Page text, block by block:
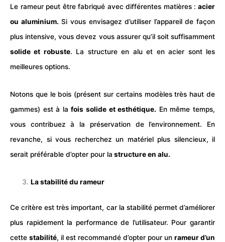
Le rameur peut être fabriqué avec différentes matières : acier
ou aluminium. Si vous envisagez d’utiliser l’appareil de façon
plus intensive, vous devez vous assurer qu’il soit suffisamment
solide et robuste. La structure en alu et en acier sont les
meilleures options.
Notons que le bois (présent sur certains modèles très haut de
gammes) est à lafois solide et esthétique. En même temps,
vous contribuez à la préservation de l’environnement. En
revanche, si vous recherchez un matériel plus silencieux, il
serait préférable d’opter pour la structure en alu.
La stabilité du rameur
Ce critère est très important, car la stabilité permet d’améliorer
plus rapidement la performance de l’utilisateur. Pour garantir
cette stabilité, il est recommandé d’opter pour un rameur d’un